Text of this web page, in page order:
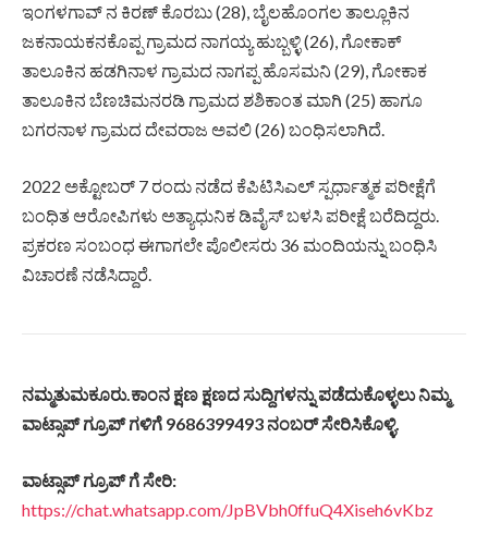
ಇಂಗಳಗಾವ್ ನ ಕಿರಣ್ ಕೊರಬು (28), ಬೈಲಹೊಂಗಲ ತಾಲ್ಲೂಕಿನ
ಜಕನಾಯಕನಕೊಪ್ಪ ಗ್ರಾಮದ ನಾಗಯ್ಯ ಹುಬ್ಬಳ್ಳಿ (26), ಗೋಕಾಕ್
ತಾಲೂಕಿನ ಹಡಗಿನಾಳ ಗ್ರಾಮದ ನಾಗಪ್ಪ ಹೊಸಮನಿ (29), ಗೋಕಾಕ
ತಾಲೂಕಿನ ಬೆಣಚಿಮನರಡಿ ಗ್ರಾಮದ ಶಶಿಕಾಂತ ಮಾಗಿ (25) ಹಾಗೂ
ಬಗರನಾಳ ಗ್ರಾಮದ ದೇವರಾಜ ಅವಲಿ (26) ಬಂಧಿಸಲಾಗಿದೆ.
2022 ಅಕ್ಟೋಬರ್ 7 ರಂದು ನಡೆದ ಕೆಪಿಟಿಸಿಎಲ್ ಸ್ಪರ್ಧಾತ್ಮಕ ಪರೀಕ್ಷೆಗೆ
ಬಂಧಿತ ಆರೋಪಿಗಳು ಅತ್ಯಾಧುನಿಕ ಡಿವೈಸ್ ಬಳಸಿ ಪರೀಕ್ಷೆ ಬರೆದಿದ್ದರು.
ಪ್ರಕರಣ ಸಂಬಂಧ ಈಗಾಗಲೇ ಪೊಲೀಸರು 36 ಮಂದಿಯನ್ನು ಬಂಧಿಸಿ
ವಿಚಾರಣೆ ನಡೆಸಿದ್ದಾರೆ.
ನಮ್ಮತುಮಕೂರು.ಕಾಂನ ಕ್ಷಣ ಕ್ಷಣದಸುದ್ದಿಗಳನ್ನು ಪಡೆದುಕೊಳ್ಳಲುನಿಮ್ಮ
ವಾಟ್ಸಾಪ್ ಗ್ರೂಪ್ ಗಳಿಗೆ 9686399493 ನಂಬರ್ಸೇರಿಸಿಕೊಳ್ಳಿ.
ವಾಟ್ಸಾಪ್ ಗ್ರೂಪ್ ಗೆ ಸೇರಿ:
https://chat.whatsapp.com/JpBVbh0ffuQ4Xiseh6vKbz